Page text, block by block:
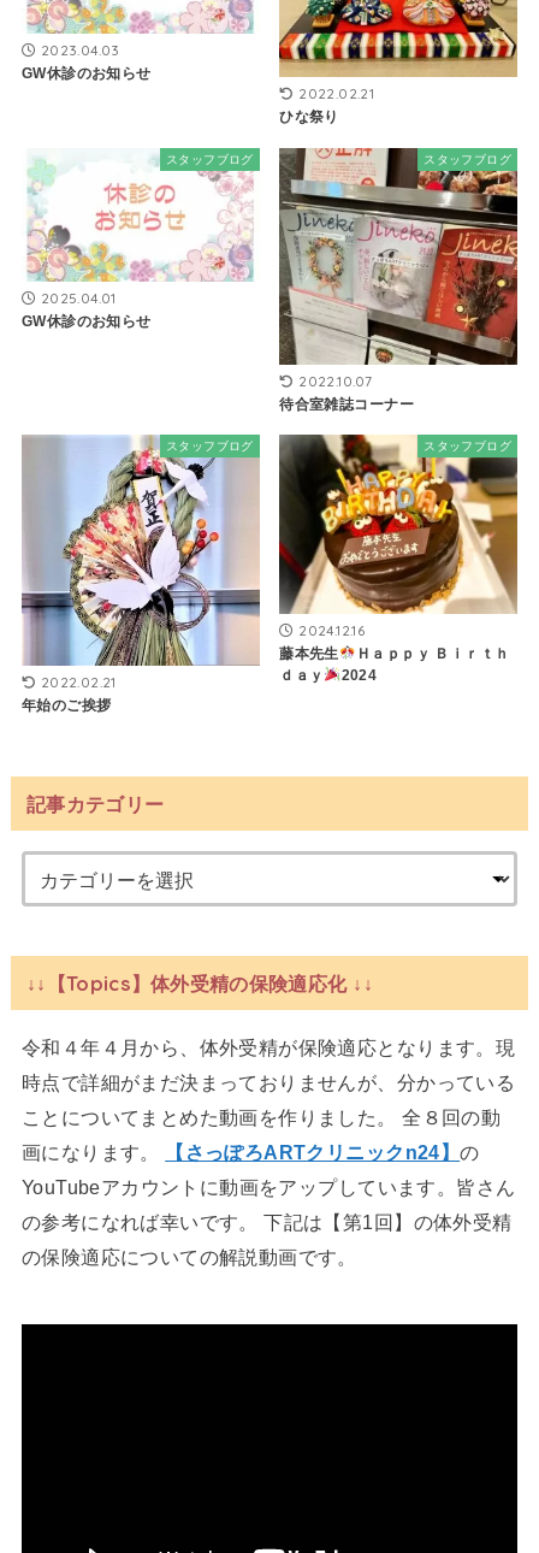
2023.04.03
GW休診のお知らせ
2022.02.21
ひな祭り
スタッフブログ
2025.04.01
GW休診のお知らせ
スタッフブログ
2022.10.07
待合室雑誌コーナー
スタッフブログ
2022.02.21
年始のご挨拶
スタッフブログ
2024.12.16
藤本先生
Ｈａｐｐｙ Ｂｉｒｔｈ
ｄａｙ
2024
記事カテゴリー
↓↓【Topics】体外受精の保険適応化 ↓↓
令和４年４月から、体外受精が保険適応となります。現
時点で詳細がまだ決まっておりませんが、分かっている
ことについてまとめた動画を作りました。 全８回の動
画になります。
【さっぽろARTクリニックn24】の
YouTubeアカウントに動画をアップしています。皆さん
の参考になれば幸いです。 下記は【第1回】の体外受精
の保険適応についての解説動画です。